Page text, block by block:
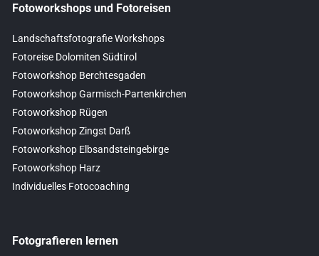
Fotoworkshops und Fotoreisen
Landschaftsfotografie Workshops
Fotoreise Dolomiten Südtirol
Fotoworkshop Berchtesgaden
Fotoworkshop Garmisch-Partenkirchen
Fotoworkshop Rügen
Fotoworkshop Zingst Darß
Fotoworkshop Elbsandsteingebirge
Fotoworkshop Harz
Individuelles Fotocoaching
Fotografieren lernen